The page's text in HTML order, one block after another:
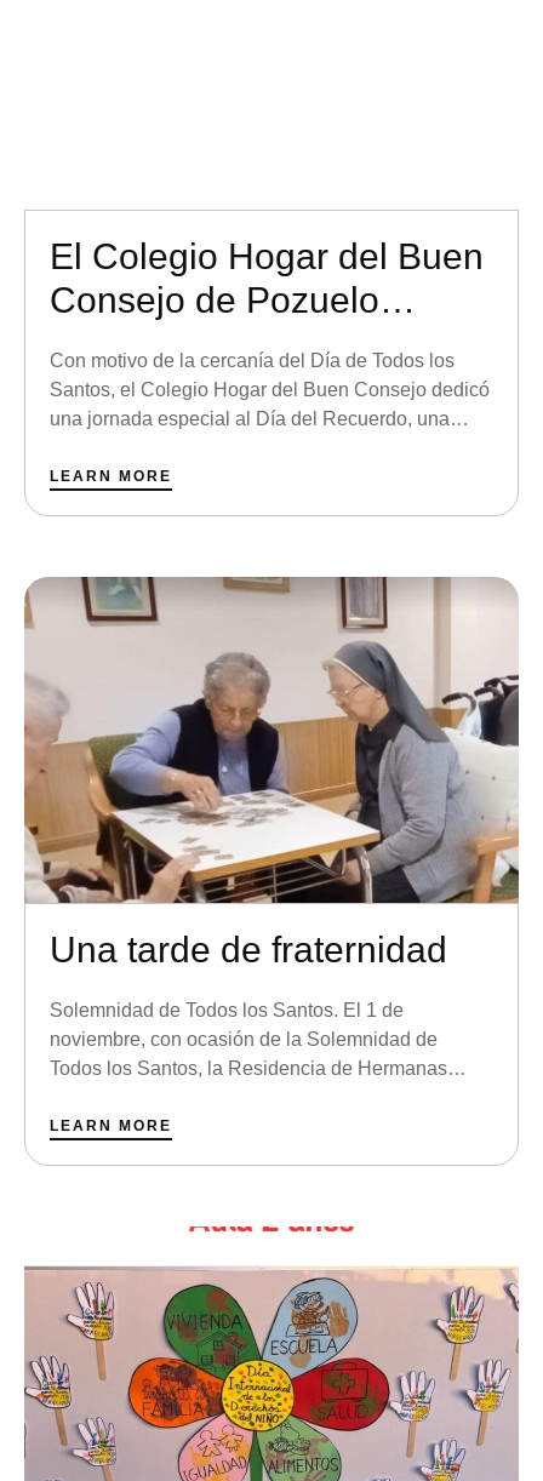
El Colegio Hogar del Buen
Consejo de Pozuelo
celebra el Día del
Recuerdo
Con motivo de la cercanía del Día de Todos los
Santos, el Colegio Hogar del Buen Consejo dedicó
una jornada especial al Día del Recuerdo, una
que ya no están. Los alumnos participaron
LEARN MORE
Una tarde de fraternidad
Solemnidad de Todos los Santos. El 1 de
noviembre, con ocasión de la Solemnidad de
Todos los Santos, la Residencia de Hermanas
comunitaria especialmente significativa. Las
LEARN MORE